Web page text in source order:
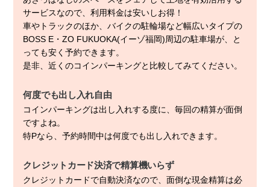
サービスなので、利用料金は安いしお得！
車やトラックのほか、バイクの駐輪場など幅広いタイプの
BOSS E・ZO FUKUOKA(イーゾ福岡)周辺の駐車場が、と
っても安く予約できます。
是非、近くのコインパーキングと比較してみてください。
何度でも出し入れ自由
コインパーキングは出し入れする度に、毎回の精算が面倒
ですよね。
特Pなら、予約時間中は何度でも出し入れできます。
クレジットカード決済で精算機いらず
クレジットカードで自動決済なので、面倒な現金精算は必